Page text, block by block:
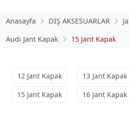
Anasayfa DIŞ AKSESUARLAR
Audi Jant Kapak
15 Jant Kapak
12 Jant Kapak 13 Jant Kapak
15 Jant Kapak
16 Jant Kapak